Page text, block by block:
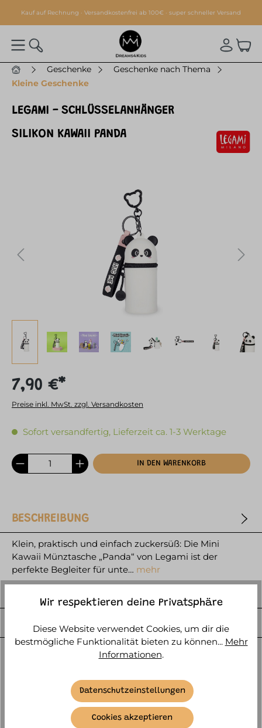
springen
Kauf auf Rechnung · Versandkostenfrei ab 100€ · super schneller Versand
Geschenke
Geschenke nach Thema
Kleine Geschenke
LEGAMI - SCHLÜSSELANHÄNGER
SILIKON KAWAII PANDA
Bildergalerie überspringen
7,90 €*
Preise inkl. MwSt. zzgl. Versandkosten
Sofort versandfertig, Lieferzeit ca. 1-3 Werktage
IN DEN WARENKORB
BESCHREIBUNG
Klein, praktisch und einfach zuckersüß: Die Mini
Kawaii Münztasche „Panda“ von Legami ist der
perfekte Begleiter für unte… mehr
ÄHNLICHE ARTIKEL
Wir respektieren deine Privatsphäre
Diese Website verwendet Cookies, um dir die
bestmögliche Funktionalität bieten zu können... Mehr
Informationen.
Datenschutzeinstellungen
Cookies akzeptieren